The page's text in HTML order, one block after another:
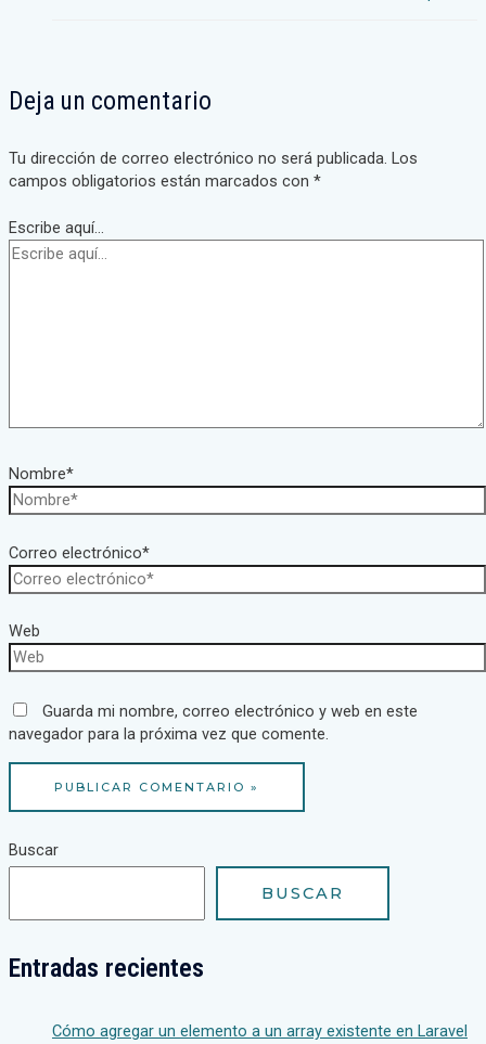
Deja un comentario
Tu dirección de correo electrónico no será publicada. Los
campos obligatorios están marcados con *
Escribe aquí...
Nombre*
Correo electrónico*
Web
Guarda mi nombre, correo electrónico y web en este
navegador para la próxima vez que comente.
Buscar
BUSCAR
Entradas recientes
Cómo agregar un elemento a un array existente en Laravel